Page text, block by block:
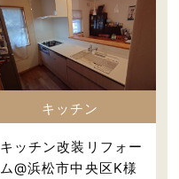
キッチン
キッチン改装リフォー
ム@浜松市中央区K様